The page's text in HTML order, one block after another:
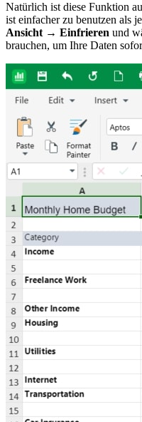
Natürlich ist diese Funktion
ist einfacher zu benutzen als
Ansicht → Einfrieren und
brauchen, um Ihre Daten